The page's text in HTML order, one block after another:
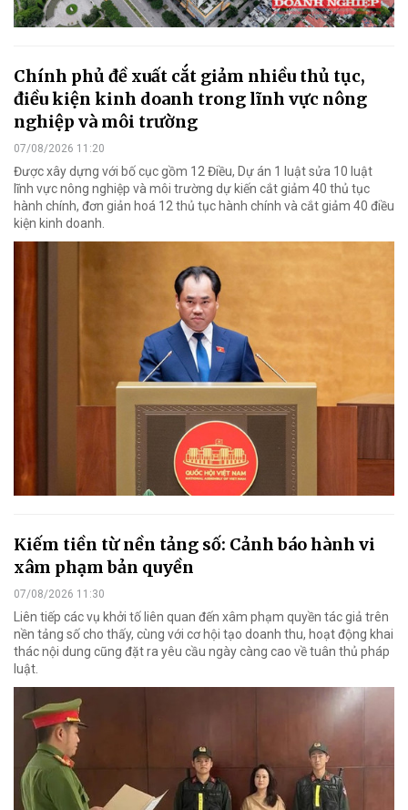
Chính phủ đề xuất cắt giảm nhiều thủ tục,
điều kiện kinh doanh trong lĩnh vực nông
nghiệp và môi trường
07/08/2026 11:20
Được xây dựng với bố cục gồm 12 Điều, Dự án 1 luật sửa 10 luật
lĩnh vực nông nghiệp và môi trường dự kiến cắt giảm 40 thủ tục
hành chính, đơn giản hoá 12 thủ tục hành chính và cắt giảm 40 điều
kiện kinh doanh.
Kiếm tiền từ nền tảng số: Cảnh báo hành vi
xâm phạm bản quyền
07/08/2026 11:30
Liên tiếp các vụ khởi tố liên quan đến xâm phạm quyền tác giả trên
nền tảng số cho thấy, cùng với cơ hội tạo doanh thu, hoạt động khai
thác nội dung cũng đặt ra yêu cầu ngày càng cao về tuân thủ pháp
luật.